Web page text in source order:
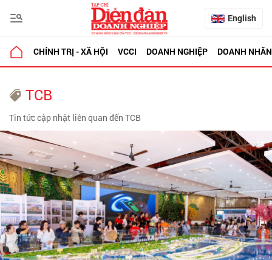
English
CHÍNH TRỊ - XÃ HỘI VCCI DOANH NGHIỆP DOANH NHÂN
TCB
Tin tức cập nhật liên quan đến TCB